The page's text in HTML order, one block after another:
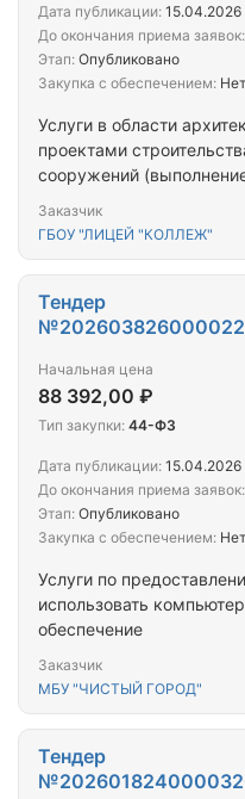
Услуги в области
проектами
сооружений
"ЛИЦЕЙ "КОЛЛЕЖ" (лит-
Заказчик
ГБОУ "ЛИЦЕЙ "КОЛЛЕЖ"
Дата публикации: 15.04.2026
До окончания приема заявок:
Этап: Опубликовано
Закупка с обеспечением: Нет
Услуги по
использовать
обеспечение
Заказчик
МБУ "ЧИСТЫЙ ГОРОД"
Тендер
Начальная цена
88 392,00 ₽
Тип закупки: 44-ФЗ
Дата публикации: 15.04.2026
До окончания приема заявок:
Этап: Опубликовано
Закупка с обеспечением: Нет
Тендер